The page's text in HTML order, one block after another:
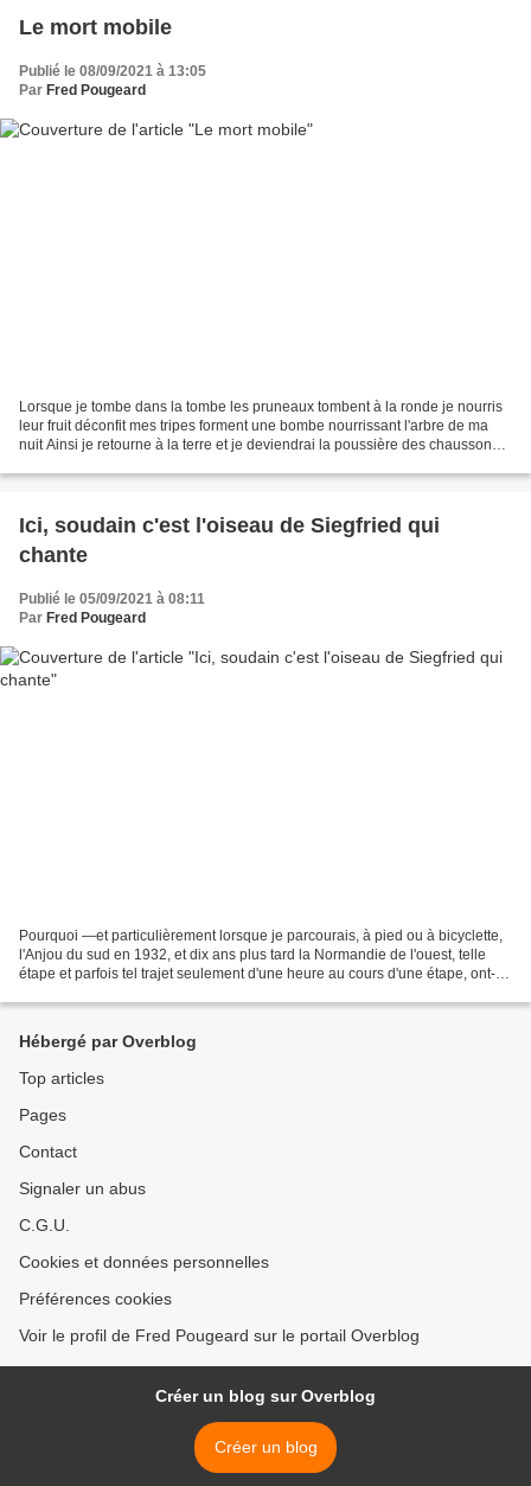
Le mort mobile
Publié le 08/09/2021 à 13:05
Par Fred Pougeard
Lorsque je tombe dans la tombe les pruneaux tombent à la ronde je nourris
leur fruit déconfit mes tripes forment une bombe nourrissant l'arbre de ma
nuit Ainsi je retourne à la terre et je deviendrai la poussière des chaussons
Ici, soudain c'est l'oiseau de Siegfried qui
chante
Publié le 05/09/2021 à 08:11
Par Fred Pougeard
Pourquoi —et particulièrement lorsque je parcourais, à pied ou à bicyclette,
l'Anjou du sud en 1932, et dix ans plus tard la Normandie de l'ouest, telle
étape et parfois tel trajet seulement d'une heure au cours d'une étape, ont-ils
Hébergé par Overblog
Top articles
Pages
Contact
Signaler un abus
C.G.U.
Cookies et données personnelles
Préférences cookies
Voir le profil de Fred Pougeard sur le portail Overblog
Créer un blog sur Overblog
Créer un blog